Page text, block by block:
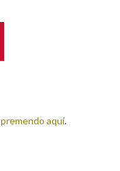
premendo aquí.